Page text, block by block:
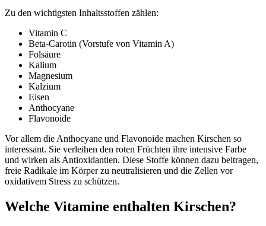
Zu den wichtigsten Inhaltsstoffen zählen:
Vitamin C
Beta-Carotin (Vorstufe von Vitamin A)
Folsäure
Kalium
Magnesium
Kalzium
Eisen
Anthocyane
Flavonoide
Vor allem die Anthocyane und Flavonoide machen Kirschen so
interessant. Sie verleihen den roten Früchten ihre intensive Farbe
und wirken als Antioxidantien. Diese Stoffe können dazu beitragen,
freie Radikale im Körper zu neutralisieren und die Zellen vor
oxidativem Stress zu schützen.
Welche Vitamine enthalten Kirschen?